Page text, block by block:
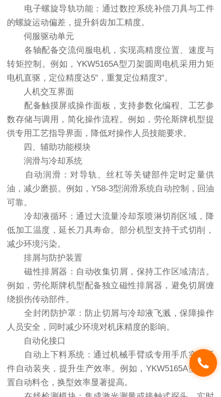
电子螺旋导轨功能：通过数控系统补偿刀具与工件
的螺旋运动偏差，提升斜齿加工精度。
伺服驱动单元
各轴配备交流伺服电机，实现高精度位置、速度与
转矩控制。例如，YKW5165A型刀架圆周电机采用力矩
电机直驱，定位精度达5"，重复定位精度3"。
人机交互界面
配备触摸屏或操作面板，支持参数化编程、工艺参
数存储与调用，简化操作流程。例如，劳伦斯牌机型提
供专用工艺指导界面，降低对操作人员技能要求。
四、辅助功能模块
润滑与冷却系统
自动润滑：对导轨、丝杠等关键部件定时定量供
油，减少磨损。例如，Y58-3型润滑系统自动控制，回油
可靠。
冷却液循环：通过大流量冷却泵喷淋切削区域，降
低加工温度，延长刀具寿命。部分机型支持干式切削，
减少环境污染。
排屑与防护装置
磁性排屑器：自动收集切屑，保持工作区域清洁。
例如，劳伦斯牌机型配备独立磁性排屑器，避免切屑缠
绕损伤传动部件。
全封闭防护罩：防止切屑与冷却液飞溅，保障操作
人员安全，同时减少环境对机床精度的影响。
自动化接口
自动上下料系统：通过机械手臂或专用手爪实现工
件自动装夹，提升生产效率。例如，YKW5165A型可配
置自动料仓，换型效率显著提高。